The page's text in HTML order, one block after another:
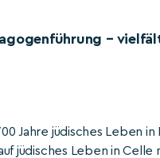
–
Jahre jüdisches Leben
jüdisches Leben in Celle